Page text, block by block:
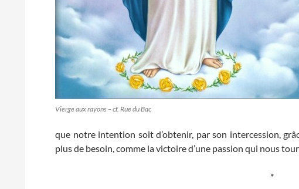
Vierge aux rayons – cf. Rue du Bac
que notre intention soit d’obtenir, par son intercession,
plus de besoin, comme la victoire d’une passion qui nous
*